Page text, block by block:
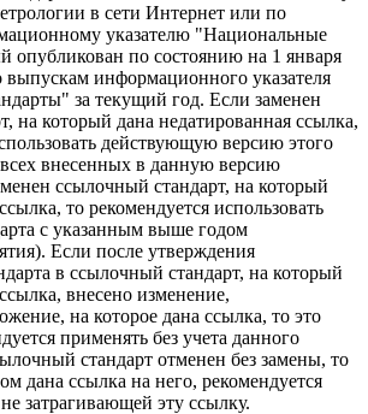
в сети Интернет или по
указателю "Национальные
опубликован по состоянию на 1 января
выпускам информационного указателя
за текущий год. Если заменен
на который дана недатированная ссылка,
действующую версию этого
всех внесенных в данную версию
ссылочный стандарт, на который
то рекомендуется использовать
с указанным выше годом
Если после утверждения
в ссылочный стандарт, на который
внесено изменение,
на которое дана ссылка, то это
применять без учета данного
стандарт отменен без замены, то
дана ссылка на него, рекомендуется
затрагивающей эту ссылку.